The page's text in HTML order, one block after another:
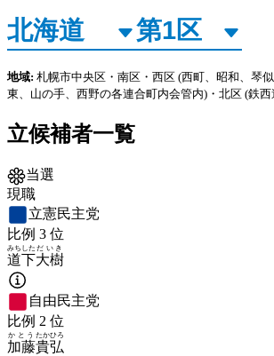
地域: 札幌市中央区・南区・西区 (西町、昭和、琴
東、山の手、西野の各連合町内会管内) ・北区 (鉄西
立候補者一覧
当選
現職
立憲民主党
比例 3 位
道下
みちした
大樹
だいき
自由民主党
比例 2 位
加藤
かとう
貴弘
たかひろ